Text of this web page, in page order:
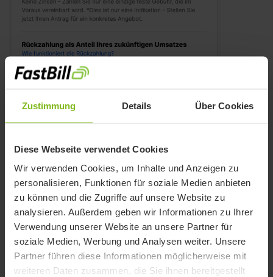
Zustimmung Details Über Cookies
Diese Webseite verwendet Cookies
Wir verwenden Cookies, um Inhalte und Anzeigen zu
personalisieren, Funktionen für soziale Medien anbieten
zu können und die Zugriffe auf unsere Website zu
analysieren. Außerdem geben wir Informationen zu Ihrer
Verwendung unserer Website an unsere Partner für
soziale Medien, Werbung und Analysen weiter. Unsere
Partner führen diese Informationen möglicherweise mit
weiteren Daten zusammen, die Sie ihnen bereitgestellt
Wann und wieviel zahlst du
zurück?
Anstatt an feste monatliche Zahlungen gebunden zu
sein, fließt automatisch ein Prozentsatz Ihres täglichen
zukünftigen Umsatzes in die Rückzahlung der
Finanzierung.
Die Rückzahlungen beschleunigen sich in Zeiten, in